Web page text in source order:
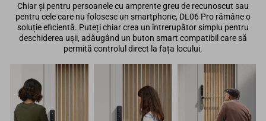
Chiar și pentru persoanele cu amprente greu de recunoscut sau
pentru cele care nu folosesc un smartphone, DL06 Pro rămâne o
soluție eficientă. Puteți chiar crea un întrerupător simplu pentru
deschiderea ușii, adăugând un buton smart compatibil care să
permită controlul direct la fața locului.